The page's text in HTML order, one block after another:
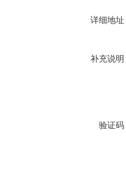
详细地址
补充说明
验证码